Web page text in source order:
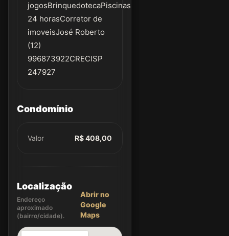
jogosBrinquedotecaPiscinasQuadraPortaria
24 horasCorretor de
imoveisJosé Roberto
(12)
996873922CRECISP
247927
Condomínio
Valor R$ 408,00
Localização
Endereço
aproximado
(bairro/cidade).
Abrir no
Google
Maps